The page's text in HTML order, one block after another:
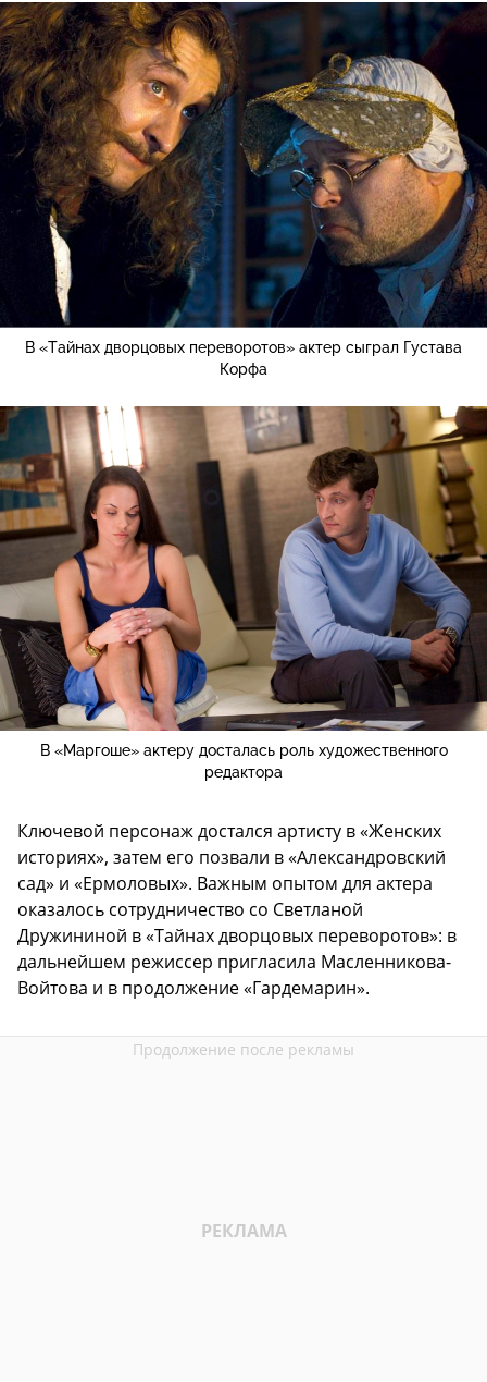
В «Тайнах дворцовых переворотов» актер сыграл Густава
Корфа
В «Маргоше» актеру досталась роль художественного
редактора
Ключевой персонаж достался артисту в «Женских
историях», затем его позвали в «Александровский
сад» и «Ермоловых». Важным опытом для актера
оказалось сотрудничество со Светланой
Дружининой в «Тайнах дворцовых переворотов»: в
дальнейшем режиссер пригласила Масленникова-
Войтова и в продолжение «Гардемарин».